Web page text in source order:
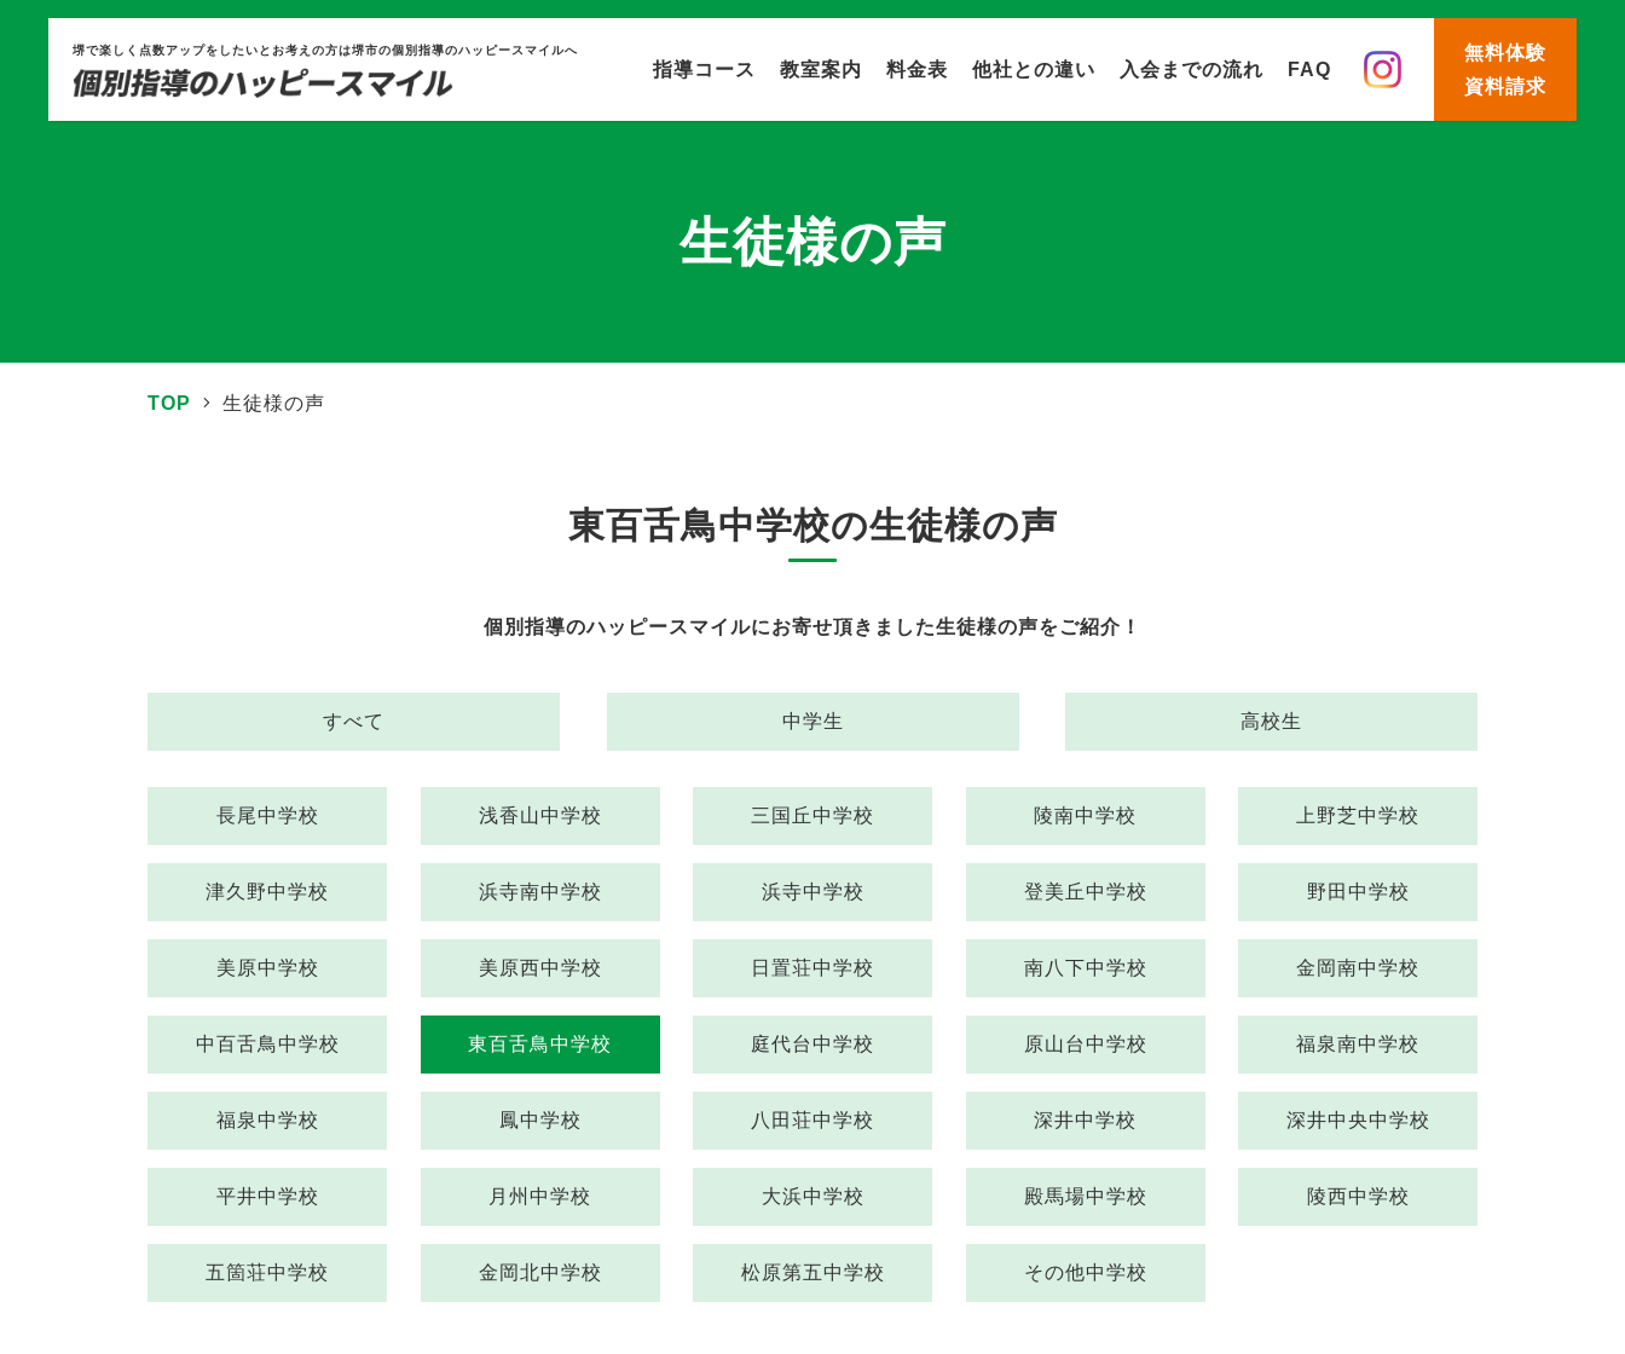
堺で楽しく点数アップをしたいとお考えの方は堺市の個別指導のハッピースマイルへ
指導コース 教室案内 料金表 他社との違い 入会までの流れ FAQ
無料体験
資料請求
生徒様の声
TOP 生徒様の声
東百舌鳥中学校の生徒様の声
個別指導のハッピースマイルにお寄せ頂きました生徒様の声をご紹介！
すべて 中学生 高校生
長尾中学校 浅香山中学校 三国丘中学校 陵南中学校 上野芝中学校
津久野中学校 浜寺南中学校 浜寺中学校 登美丘中学校 野田中学校
美原中学校 美原西中学校 日置荘中学校 南八下中学校 金岡南中学校
中百舌鳥中学校 東百舌鳥中学校 庭代台中学校 原山台中学校 福泉南中学校
福泉中学校 鳳中学校 八田荘中学校 深井中学校 深井中央中学校
平井中学校 月州中学校 大浜中学校 殿馬場中学校 陵西中学校
五箇荘中学校 金岡北中学校 松原第五中学校 その他中学校